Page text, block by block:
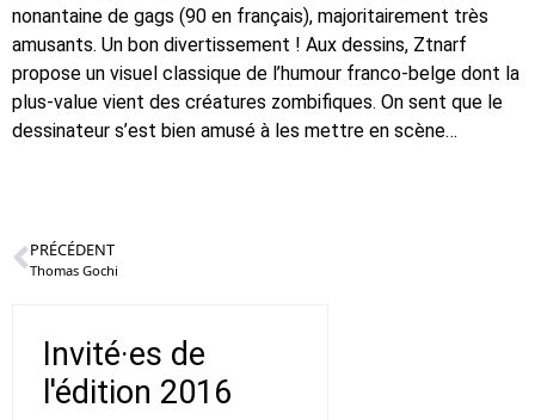
nonantaine de gags (90 en français), majoritairement très
amusants. Un bon divertissement ! Aux dessins, Ztnarf
propose un visuel classique de l’humour franco-belge dont la
plus-value vient des créatures zombifiques. On sent que le
dessinateur s’est bien amusé à les mettre en scène…
PRÉCÉDENT
Thomas Gochi
Invité·es de
l'édition 2016